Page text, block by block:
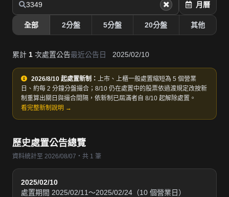
3349 月曆
全部 2分盤 5分盤 20分盤 其他
累計 1 次處置公告最近公告日 2025/02/10
2026/8/10 起處置新制： 上市、上櫃一般處置縮短為 5 個營業
日、約每 2 分鐘分盤撮合；8/10 仍在處置中的股票依過渡規定改按新
制重算出關日與撮合間隔，依新制已屆滿者自 8/10 起解除處置。
看完整新制說明 →
歷史處置公告總覽
資料統計至 2026/08/07・共 1 筆
2025/02/10
處置期間 2025/02/11～2025/02/24（10 個營業日）